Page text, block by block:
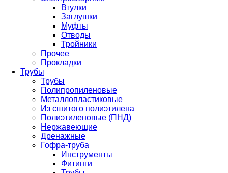
Втулки
Заглушки
Муфты
Отводы
Тройники
Прочее
Прокладки
Трубы
Трубы
Полипропиленовые
Металлопластиковые
Из сшитого полиэтилена
Полиэтиленовые (ПНД)
Нержавеющие
Дренажные
Гофра-труба
Инструменты
Фитинги